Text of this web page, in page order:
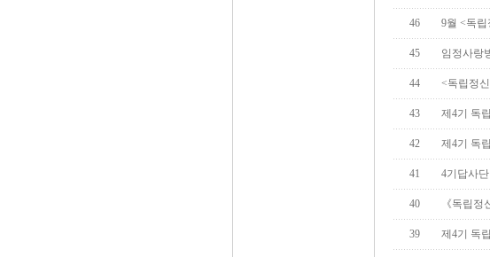
46 9월 <독립
45 임정사랑
44 <독립정
43 제4기 독
42 제4기 독
41 4기답사
40 《독립
39 제4기 독